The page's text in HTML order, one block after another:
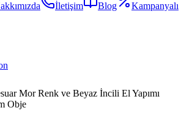
İletişim Blog
Kampanyalı
Mor Renk ve Beyaz İncili El Yapımı
Obje